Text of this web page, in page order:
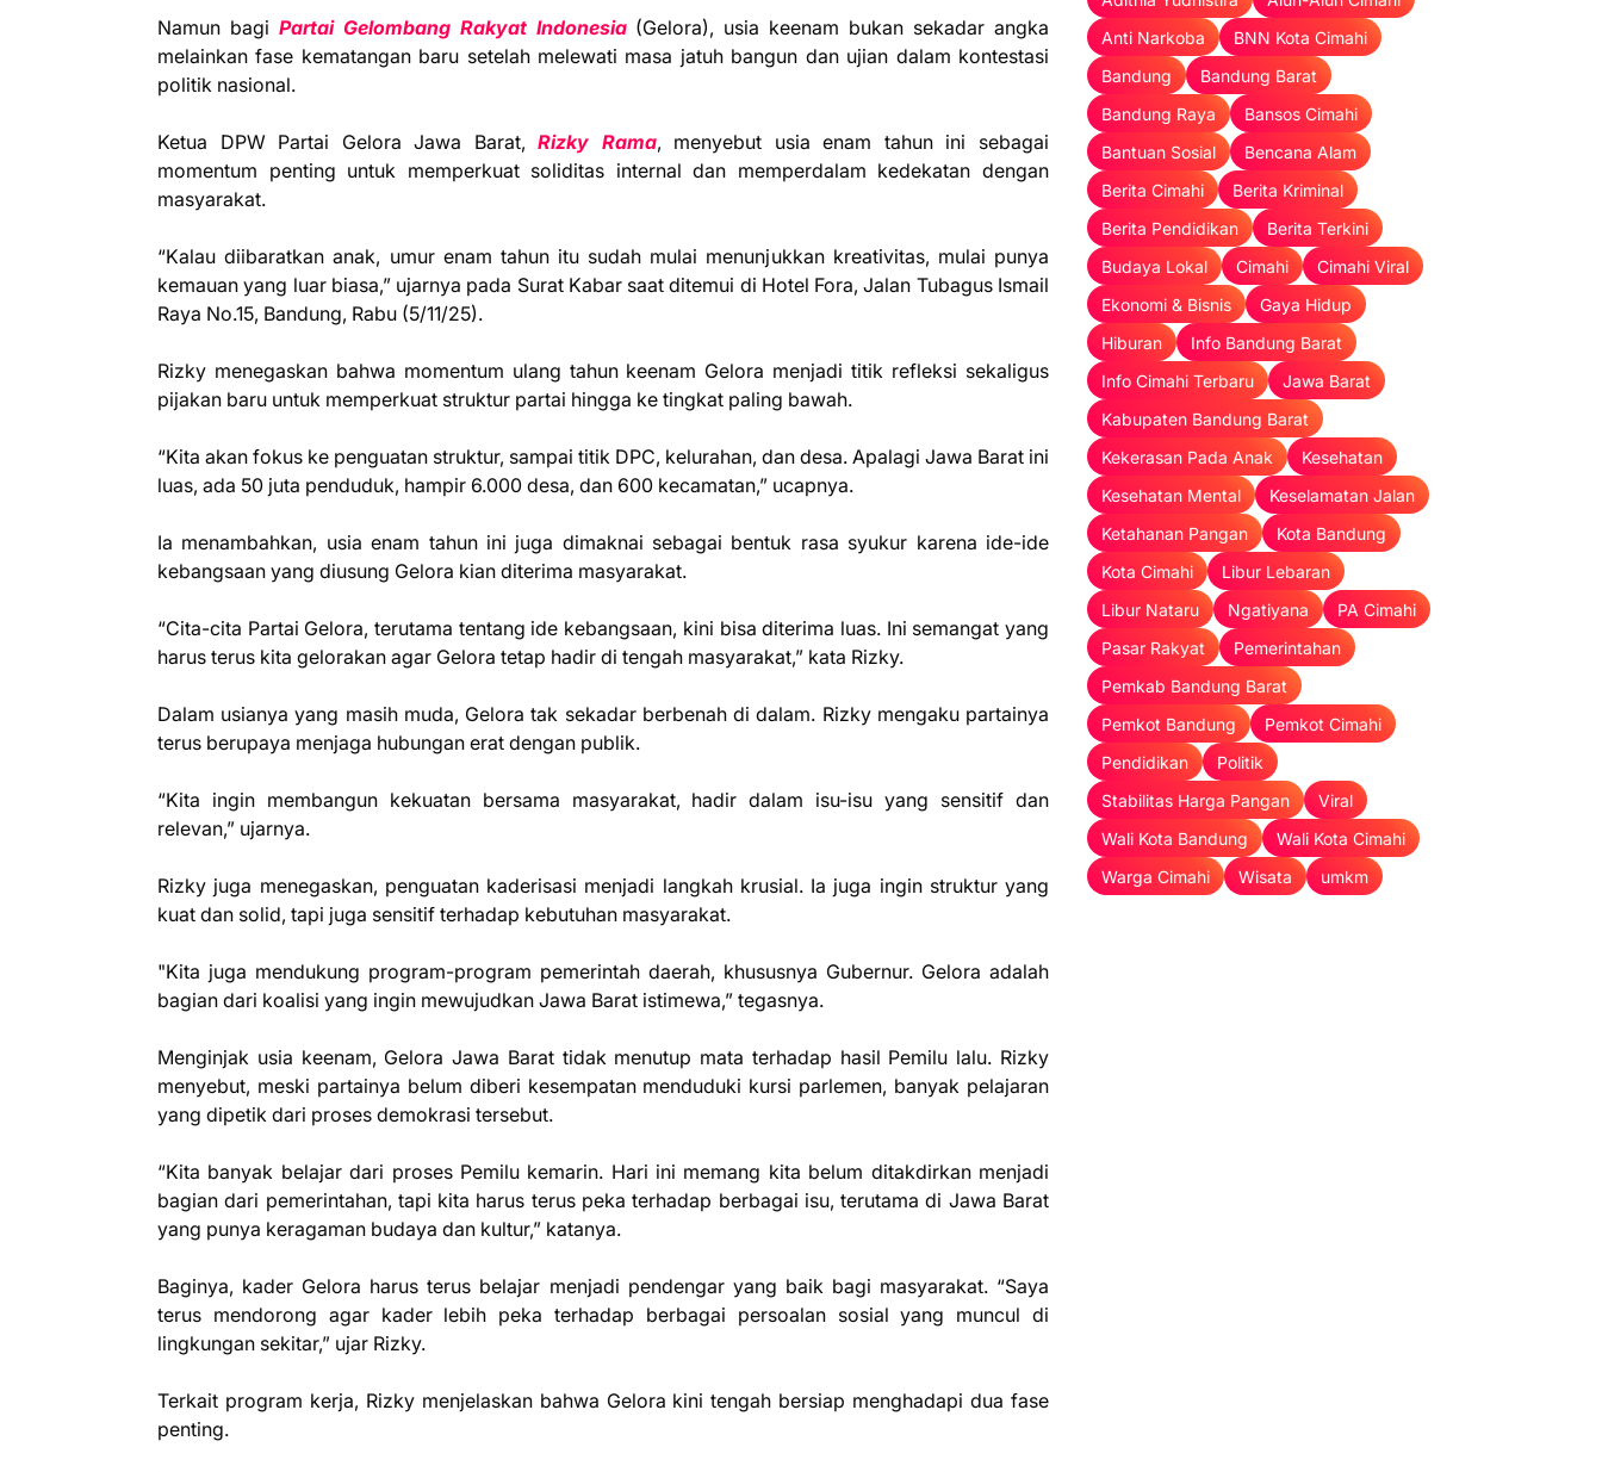
Namun bagi Partai Gelombang Rakyat Indonesia(Gelora), usia keenam bukan sekadar angka
melainkan fase kematangan baru setelah melewati masa jatuh bangun dan ujian dalam kontestasi
politik nasional.
Ketua DPW Partai Gelora Jawa Barat,Rizky Rama, menyebut usia enam tahun ini sebagai
momentum penting untuk memperkuat soliditas internal dan memperdalam kedekatan dengan
masyarakat.
“Kalau diibaratkan anak, umur enam tahun itu sudah mulai menunjukkan kreativitas, mulai punya
kemauan yang luar biasa,” ujarnya pada Surat Kabar saat ditemui di Hotel Fora, Jalan Tubagus Ismail
Raya No.15, Bandung, Rabu (5/11/25).
Rizky menegaskan bahwa momentum ulang tahun keenam Gelora menjadi titik refleksi sekaligus
pijakan baru untuk memperkuat struktur partai hingga ke tingkat paling bawah.
“Kita akan fokus ke penguatan struktur, sampai titik DPC, kelurahan, dan desa. Apalagi Jawa Barat ini
luas, ada 50 juta penduduk, hampir 6.000 desa, dan 600 kecamatan,” ucapnya.
Ia menambahkan, usia enam tahun ini juga dimaknai sebagai bentuk rasa syukur karena ide-ide
kebangsaan yang diusung Gelora kian diterima masyarakat.
“Cita-cita Partai Gelora, terutama tentang ide kebangsaan, kini bisa diterima luas. Ini semangat yang
harus terus kita gelorakan agar Gelora tetap hadir di tengah masyarakat,” kata Rizky.
Dalam usianya yang masih muda, Gelora tak sekadar berbenah di dalam. Rizky mengaku partainya
terus berupaya menjaga hubungan erat dengan publik.
“Kita ingin membangun kekuatan bersama masyarakat, hadir dalam isu-isu yang sensitif dan
relevan,” ujarnya.
Rizky juga menegaskan, penguatan kaderisasi menjadi langkah krusial. Ia juga ingin struktur yang
kuat dan solid, tapi juga sensitif terhadap kebutuhan masyarakat.
"Kita juga mendukung program-program pemerintah daerah, khususnya Gubernur. Gelora adalah
bagian dari koalisi yang ingin mewujudkan Jawa Barat istimewa,” tegasnya.
Menginjak usia keenam, Gelora Jawa Barat tidak menutup mata terhadap hasil Pemilu lalu. Rizky
menyebut, meski partainya belum diberi kesempatan menduduki kursi parlemen, banyak pelajaran
yang dipetik dari proses demokrasi tersebut.
“Kita banyak belajar dari proses Pemilu kemarin. Hari ini memang kita belum ditakdirkan menjadi
bagian dari pemerintahan, tapi kita harus terus peka terhadap berbagai isu, terutama di Jawa Barat
yang punya keragaman budaya dan kultur,” katanya.
Baginya, kader Gelora harus terus belajar menjadi pendengar yang baik bagi masyarakat. “Saya
terus mendorong agar kader lebih peka terhadap berbagai persoalan sosial yang muncul di
lingkungan sekitar,” ujar Rizky.
Terkait program kerja, Rizky menjelaskan bahwa Gelora kini tengah bersiap menghadapi dua fase
penting.
Anti Narkoba
BNN Kota Cimahi
Bandung
Bandung Barat
Bandung Raya
Bansos Cimahi
Bantuan Sosial
Bencana Alam
Berita Cimahi
Berita Kriminal
Berita Pendidikan
Berita Terkini
Budaya Lokal
Cimahi
Cimahi Viral
Ekonomi & Bisnis
Gaya Hidup
Hiburan
Info Bandung Barat
Info Cimahi Terbaru
Jawa Barat
Kabupaten Bandung Barat
Kekerasan Pada Anak
Kesehatan
Kesehatan Mental
Keselamatan Jalan
Ketahanan Pangan
Kota Bandung
Kota Cimahi
Libur Lebaran
Libur Nataru
Ngatiyana
PA Cimahi
Pasar Rakyat
Pemerintahan
Pemkab Bandung Barat
Pemkot Bandung
Pemkot Cimahi
Pendidikan
Politik
Stabilitas Harga Pangan
Viral
Wali Kota Bandung
Wali Kota Cimahi
Warga Cimahi
Wisata umkm